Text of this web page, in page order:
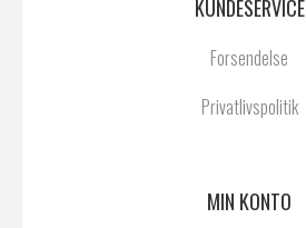
KUNDESERVICE
Forsendelse
Privatlivspolitik
MIN KONTO